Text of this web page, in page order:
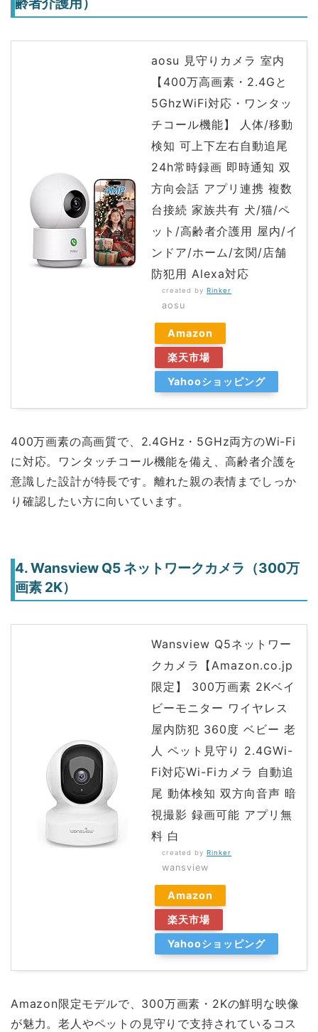
aosu 見守りカメラ 室内
【400万高画素・2.4Gと
5GhzWiFi対応・ワンタッ
チコール機能】 人体/移動
検知 可上下左右自動追尾
24h常時録画 即時通知 双
方向会話 アプリ連携 複数
台接続 家族共有 犬/猫/ペ
ット/高齢者介護用 屋内/イ
ンドア/ホーム/玄関/店舗
防犯用 Alexa対応
created by Rinker
aosu
Amazon
楽天市場
Yahooショッピング
400万画素の高画質で、2.4GHz・5GHz両方のWi-Fi
に対応。ワンタッチコール機能を備え、高齢者介護を
意識した設計が特長です。離れた親の表情までしっか
り確認したい方に向いています。
4. Wansview Q5 ネットワークカメラ（300万
画素 2K）
Wansview Q5ネットワー
クカメラ【Amazon.co.jp
限定】 300万画素 2Kベイ
ビーモニター ワイヤレス
屋内防犯 360度 ベビー 老
人 ペット見守り 2.4GWi-
Fi対応Wi-Fiカメラ 自動追
尾 動体検知 双方向音声 暗
視撮影 録画可能 アプリ無
料 白
created by Rinker
wansview
Amazon
楽天市場
Yahooショッピング
Amazon限定モデルで、300万画素・2Kの鮮明な映像
が魅力。老人やペットの見守りで支持されているコス